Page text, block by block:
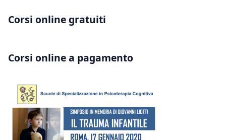
Corsi online gratuiti
Corsi online a pagamento